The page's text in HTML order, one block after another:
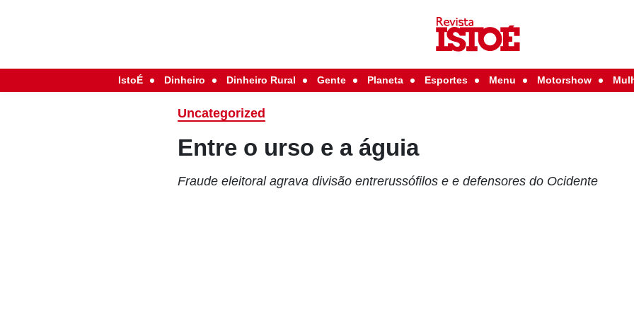
IstoÉ Dinheiro Dinheiro Rural Gente Planeta Esportes Menu Motorshow
Uncategorized
Entre o urso e a águia
Fraude eleitoral agrava divisão entrerussófilos e e defensores do Ocidente